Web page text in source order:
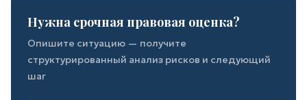
Нужна срочная правовая оценка?
Опишите ситуацию — получите
структурированный анализ рисков и следующий
шаг